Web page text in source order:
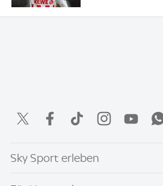
Sky Sport erleben